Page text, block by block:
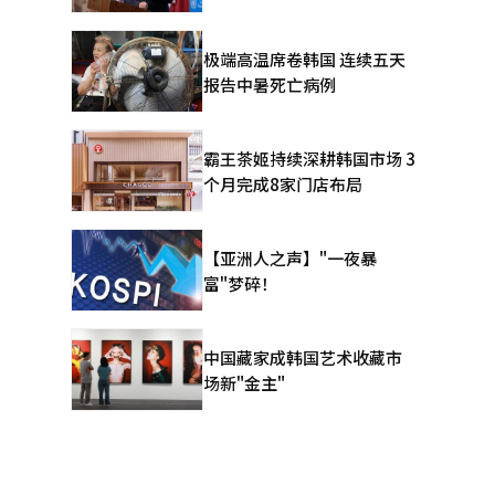
极端高温席卷韩国 连续五天
报告中暑死亡病例
霸王茶姬持续深耕韩国市场 3
个月完成8家门店布局
【亚洲人之声】"一夜暴
富"梦碎！
中国藏家成韩国艺术收藏市
场新"金主"